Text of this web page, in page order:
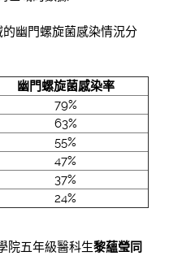
幽門螺旋菌感染情況分
幽門螺旋菌感染率
79%
63%
55%
47%
37%
24%
院五年級醫科生黎蘊瑩同